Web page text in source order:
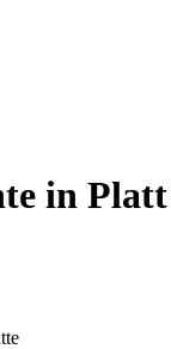
in Platt